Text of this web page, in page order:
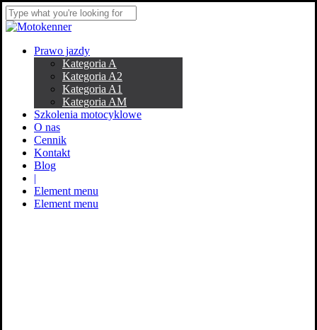
Skip
to
content
Close
Menu
Prawo jazdy
Kategoria A
Kategoria A2
Kategoria A1
Kategoria AM
Szkolenia motocyklowe
O nas
Cennik
Kontakt
Blog
|
Element menu
Element menu